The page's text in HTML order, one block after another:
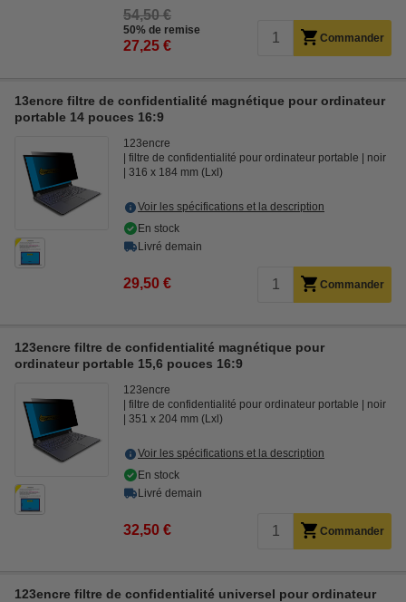
54,50 €
50% de remise
27,25 € Commander
13encre filtre de confidentialité magnétique pour ordinateur
portable 14 pouces 16:9
123encre
filtre de confidentialité pour ordinateur portable
noir
316 x 184 mm (Lxl)
Voir les spécifications et la description
En stock
Livré demain
29,50 € Commander
123encre filtre de confidentialité magnétique pour
ordinateur portable 15,6 pouces 16:9
123encre
filtre de confidentialité pour ordinateur portable
noir
351 x 204 mm (Lxl)
Voir les spécifications et la description
En stock
Livré demain
32,50 € Commander
123encre filtre de confidentialité universel pour ordinateur